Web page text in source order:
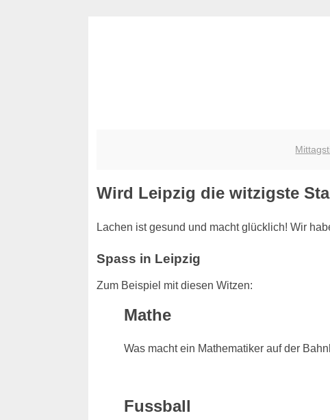
Wird Leipzig die witzigste
Lachen ist gesund und macht glücklich! Wir
Spass in Leipzig
Zum Beispiel mit diesen Witzen:
Mathe
Was macht ein Mathematiker auf der
Fussball